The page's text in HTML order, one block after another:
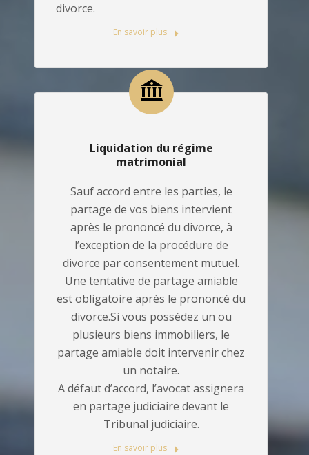
divorce.
En savoir plus
Liquidation du régime
matrimonial
Sauf accord entre les parties, le
partage de vos biens intervient
après le prononcé du divorce, à
l’exception de la procédure de
divorce par consentement mutuel.
Une tentative de partage amiable
est obligatoire après le prononcé du
divorce.Si vous possédez un ou
plusieurs biens immobiliers, le
partage amiable doit intervenir chez
un notaire.
A défaut d’accord, l’avocat assignera
en partage judiciaire devant le
Tribunal judiciaire.
En savoir plus